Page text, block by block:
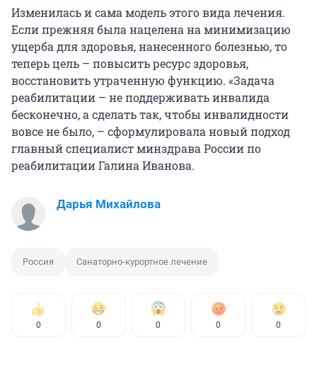
Изменилась и сама модель этого вида лечения.
Если прежняя была нацелена на минимизацию
ущерба для здоровья, нанесенного болезнью, то
теперь цель – повысить ресурс здоровья,
восстановить утраченную функцию. «Задача
реабилитации – не поддерживать инвалида
бесконечно, а сделать так, чтобы инвалидности
вовсе не было, – сформулировала новый подход
главный специалист минздрава России по
реабилитации Галина Иванова.
Дарья Михайлова
Россия Санаторно-курортное лечение
0 0 0 0 0